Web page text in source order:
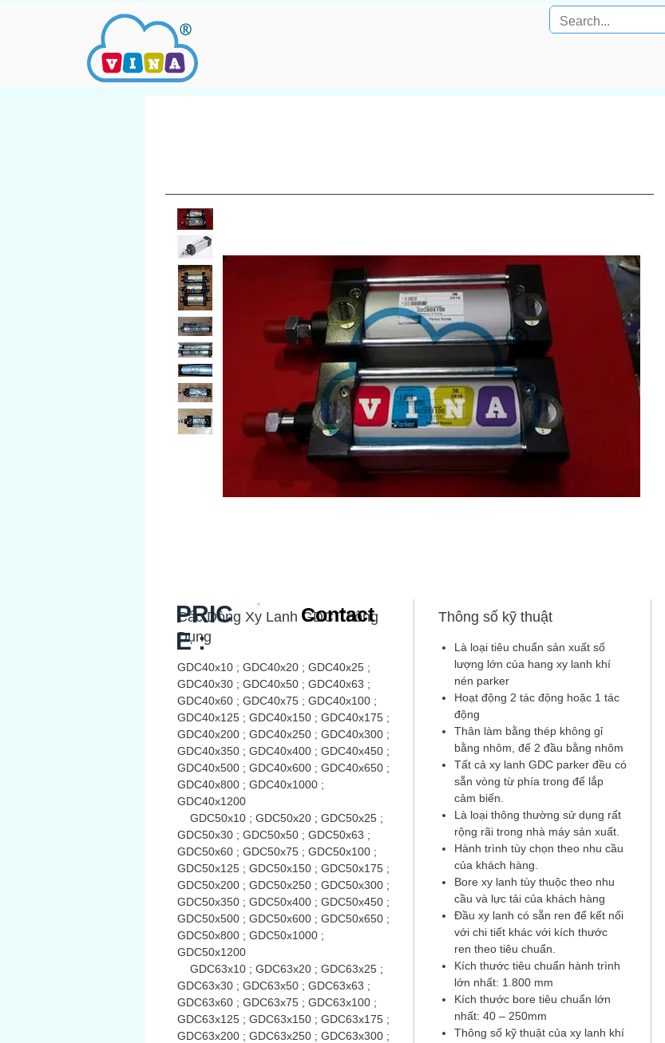
Các Dòng Xy Lanh GDC Thông
Dụng
GDC40x10 ; GDC40x20 ; GDC40x25 ;
GDC40x30 ; GDC40x50 ; GDC40x63 ;
GDC40x60 ; GDC40x75 ; GDC40x100 ;
GDC40x125 ; GDC40x150 ; GDC40x175 ;
GDC40x200 ; GDC40x250 ; GDC40x300 ;
GDC40x350 ; GDC40x400 ; GDC40x450 ;
GDC40x500 ; GDC40x600 ; GDC40x650 ;
GDC40x800 ; GDC40x1000 ;
GDC40x1200
GDC50x10 ; GDC50x20 ; GDC50x25 ;
GDC50x30 ; GDC50x50 ; GDC50x63 ;
GDC50x60 ; GDC50x75 ; GDC50x100 ;
GDC50x125 ; GDC50x150 ; GDC50x175 ;
GDC50x200 ; GDC50x250 ; GDC50x300 ;
GDC50x350 ; GDC50x400 ; GDC50x450 ;
GDC50x500 ; GDC50x600 ; GDC50x650 ;
GDC50x800 ; GDC50x1000 ;
GDC50x1200
GDC63x10 ; GDC63x20 ; GDC63x25 ;
GDC63x30 ; GDC63x50 ; GDC63x63 ;
GDC63x60 ; GDC63x75 ; GDC63x100 ;
GDC63x125 ; GDC63x150 ; GDC63x175 ;
GDC63x200 ; GDC63x250 ; GDC63x300 ;
Thông số kỹ thuật
Là loại tiêu chuẩn sản xuất số
lượng lớn của hang xy lanh khí
nén parker
Hoạt động 2 tác động hoặc 1 tác
động
Thân làm bằng thép không gỉ
bằng nhôm, đế 2 đầu bằng nhôm
Tất cả xy lanh GDC parker đều có
sẵn vòng từ phía trong để lắp
cảm biến.
Là loại thông thường sử dụng rất
rộng rãi trong nhà máy sản xuất.
Hành trình tùy chọn theo nhu cầu
của khách hàng.
Bore xy lanh tùy thuộc theo nhu
cầu và lực tải của khách hàng
Đầu xy lanh có sẵn ren để kết nối
với chi tiết khác với kích thước
ren theo tiêu chuẩn.
Kích thước tiêu chuẩn hành trình
lớn nhất: 1.800 mm
Kích thước bore tiêu chuẩn lớn
nhất: 40 – 250mm
Thông số kỹ thuật của xy lanh khí
Contact
PRIC
E :